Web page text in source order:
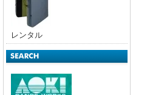
レンタル